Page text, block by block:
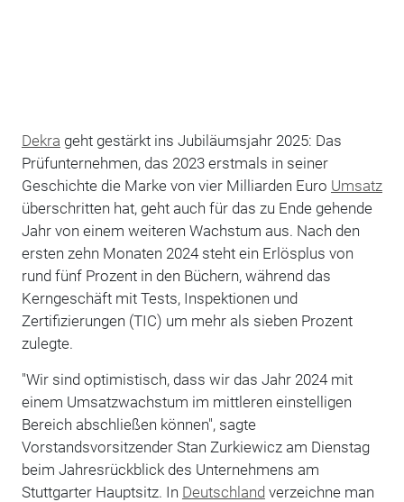
Dekra geht gestärkt ins Jubiläumsjahr 2025: Das
Prüfunternehmen, das 2023 erstmals in seiner
Geschichte die Marke von vier Milliarden Euro Umsatz
überschritten hat, geht auch für das zu Ende gehende
Jahr von einem weiteren Wachstum aus. Nach den
ersten zehn Monaten 2024 steht ein Erlösplus von
rund fünf Prozent in den Büchern, während das
Kerngeschäft mit Tests, Inspektionen und
Zertifizierungen (TIC) um mehr als sieben Prozent
zulegte.
"Wir sind optimistisch, dass wir das Jahr 2024 mit
einem Umsatzwachstum im mittleren einstelligen
Bereich abschließen können", sagte
Vorstandsvorsitzender Stan Zurkiewicz am Dienstag
beim Jahresrückblick des Unternehmens am
Stuttgarter Hauptsitz. In Deutschland verzeichne man